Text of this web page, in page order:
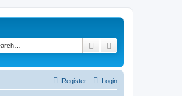
Search
Login
Register